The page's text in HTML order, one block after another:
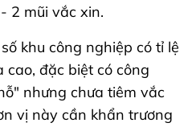
2 mũi vắc xin.
khu công nghiệp có tỉ lệ
đặc biệt có công
nhưng chưa tiêm vắc
vị này cần khẩn trương